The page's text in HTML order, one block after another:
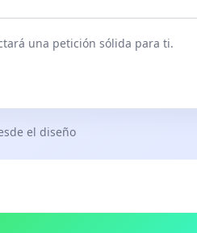
una petición sólida para ti.
el diseño